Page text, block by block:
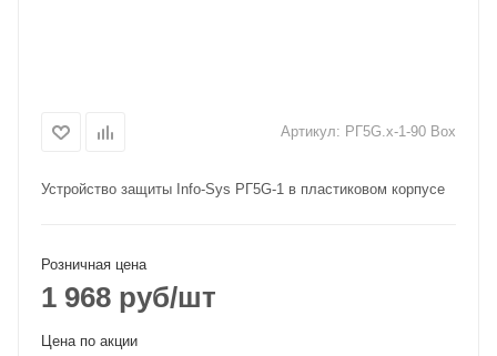
Артикул: РГ5G.х-1-90 Box
Устройство защиты Info-Sys РГ5G-1 в пластиковом корпусе
Розничная цена
1 968 руб/шт
Цена по акции